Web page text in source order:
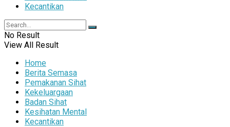
Kecantikan
No Result
View All Result
Home
Berita Semasa
Pemakanan Sihat
Kekeluargaan
Badan Sihat
Kesihatan Mental
Kecantikan